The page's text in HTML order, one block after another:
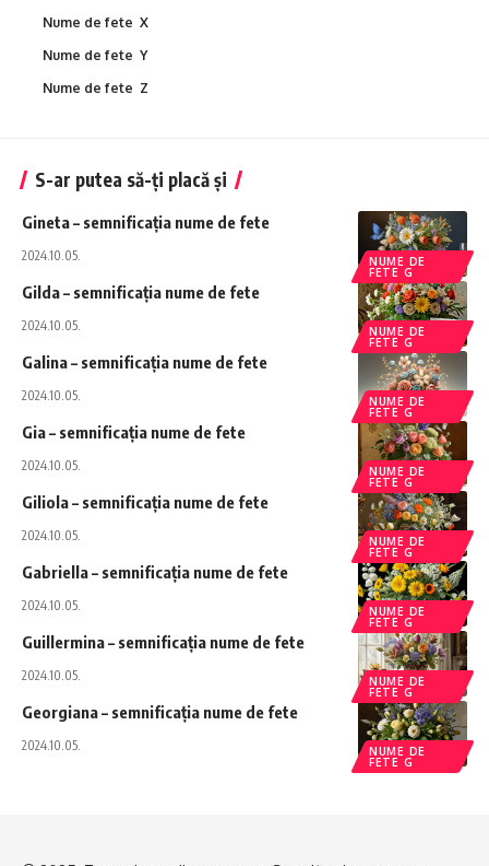
Nume de fete X
Nume de fete Y
Nume de fete Z
S-ar putea să-ți placă și
NUME DE
FETE G
Gineta – semnificația nume de fete
2024.10.05.
NUME DE
FETE G
Gilda – semnificația nume de fete
2024.10.05.
NUME DE
FETE G
Galina – semnificația nume de fete
2024.10.05.
NUME DE
FETE G
Gia – semnificația nume de fete
2024.10.05.
NUME DE
FETE G
Giliola – semnificația nume de fete
2024.10.05.
NUME DE
FETE G
Gabriella – semnificația nume de fete
2024.10.05.
NUME DE
FETE G
Guillermina – semnificația nume de fete
2024.10.05.
NUME DE
FETE G
Georgiana – semnificația nume de fete
2024.10.05.